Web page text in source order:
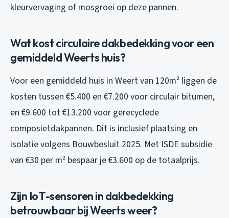
kleurvervaging of mosgroei op deze pannen.
Wat kost circulaire dakbedekking voor een
gemiddeld Weerts huis?
Voor een gemiddeld huis in Weert van 120m² liggen de
kosten tussen €5.400 en €7.200 voor circulair bitumen,
en €9.600 tot €13.200 voor gerecyclede
composietdakpannen. Dit is inclusief plaatsing en
isolatie volgens Bouwbesluit 2025. Met ISDE subsidie
van €30 per m² bespaar je €3.600 op de totaalprijs.
Zijn IoT-sensoren in dakbedekking
betrouwbaar bij Weerts weer?